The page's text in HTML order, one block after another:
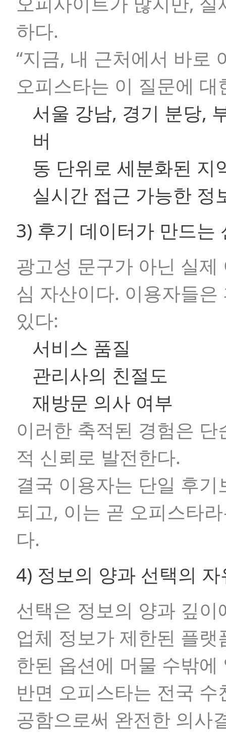
하다.
“지금, 내 근처에서 바로
오피스타는 이 질문에
서울 강남, 경기 분당,
버
동 단위로 세분화된 지
실시간 접근 가능한 정
3) 후기 데이터가 만드는
광고성 문구가 아닌 실
심 자산이다. 이용자들
있다:
서비스 품질
관리사의 친절도
재방문 의사 여부
이러한 축적된 경험은
적 신뢰로 발전한다.
결국 이용자는 단일 후
되고, 이는 곧 오피스타
다.
4) 정보의 양과 선택의 자
선택은 정보의 양과 깊
업체 정보가 제한된 플
한된 옵션에 머물 수밖에
반면 오피스타는 전국
공함으로써 완전한 의사